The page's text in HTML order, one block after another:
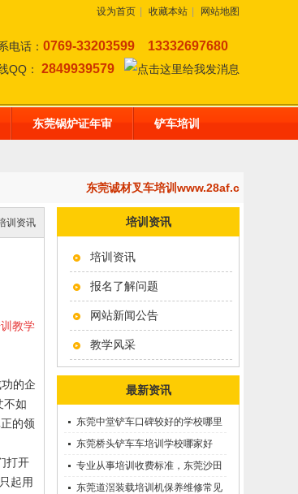
设为首页 收藏本站 网站地图
电话： 0769-33203599 13332697680
QQ： 2849939579
东莞锅炉证年审 铲车培训
东莞诚材叉车培训www.28af.com,开设：
培训资讯
培训资讯
报名了解问题
网站新闻公告
教学风采
最新资讯
东莞中堂铲车口碑较好的学校哪里
有？
东莞桥头铲车车培训学校哪家好
呢？推荐一下
专业从事培训收费标准，东莞沙田
优质的学叉车考证价钱
东莞道滘装载培训机保养维修常见
训资讯
教学
的企
不如
的领
打开
起用